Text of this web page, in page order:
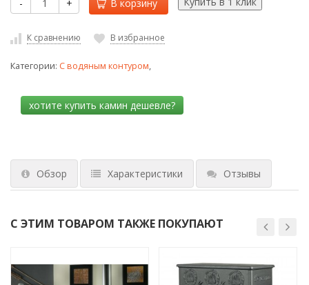
- + В корзину
К сравнению В избранное
Категории: С водяным контуром,
Обзор Характеристики Отзывы
С ЭТИМ ТОВАРОМ ТАКЖЕ ПОКУПАЮТ